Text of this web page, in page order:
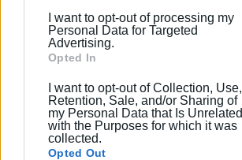
section.
I want to opt-out of processing my
Personal Data for Targeted
Advertising.
Opted In
I want to opt-out of Collection, Use,
Retention, Sale, and/or Sharing of
my Personal Data that Is Unrelated
with the Purposes for which it was
collected.
Opted Out